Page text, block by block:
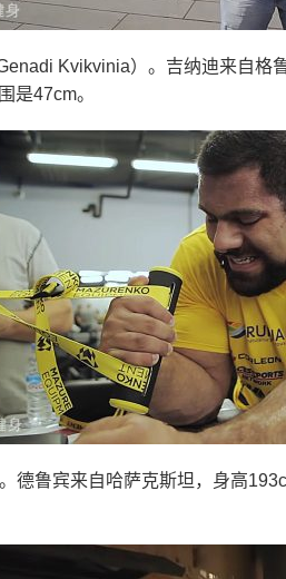
Kvikvinia）。吉纳迪来自
是47cm。
德鲁宾来自哈萨克斯坦，身高